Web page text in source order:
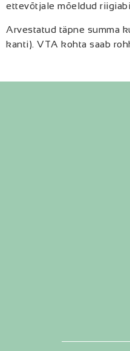
ettevõtjale mõeldud
Arvestatud täpne summa
kanti). VTA kohta saab